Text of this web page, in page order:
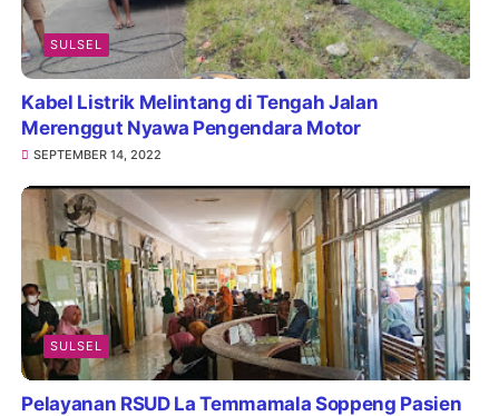
SULSEL
Kabel Listrik Melintang di Tengah Jalan
Merenggut Nyawa Pengendara Motor
SEPTEMBER 14, 2022
SULSEL
Pelayanan RSUD La Temmamala Soppeng Pasien